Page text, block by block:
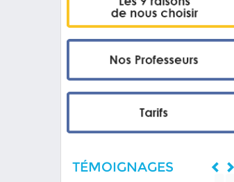
TÉMOIGNAGES